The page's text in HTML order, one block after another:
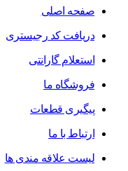
صفحه اصلی
دریافت کد رجیستری
استعلام گارانتی
فروشگاه ما
پیگیری قطعات
ارتباط با ما
لیست علاقه مندی ها